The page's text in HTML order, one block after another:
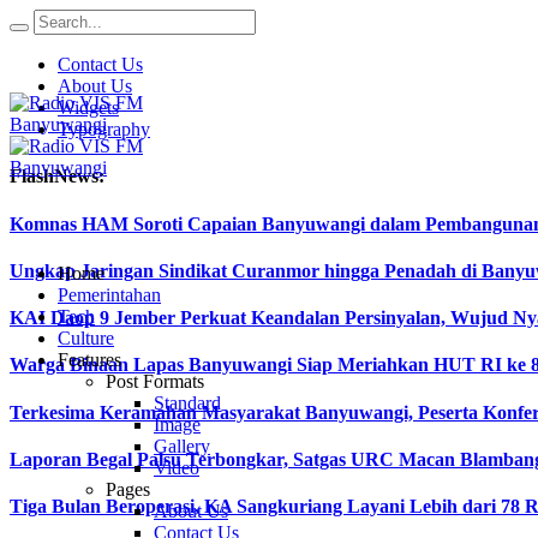
Contact Us
About Us
Widgets
Typography
FlashNews:
Komnas HAM Soroti Capaian Banyuwangi dalam
Ungkap Jaringan Sindikat Curanmor hingga Penadah di
KAI Daop 9 Jember Perkuat Keandalan Persinyalan, Wujud
Warga Binaan Lapas Banyuwangi Siap Meriahkan HUT RI ke
Terkesima Keramahan Masyarakat Banyuwangi, Peserta
Laporan Begal Palsu Terbongkar, Satgas URC Macan
Tiga Bulan Beroperasi, KA Sangkuriang Layani Lebih dari 78
Home
Pemerintahan
Tech
Culture
Features
Post Formats
Standard
Image
Gallery
Video
Pages
About Us
Contact Us